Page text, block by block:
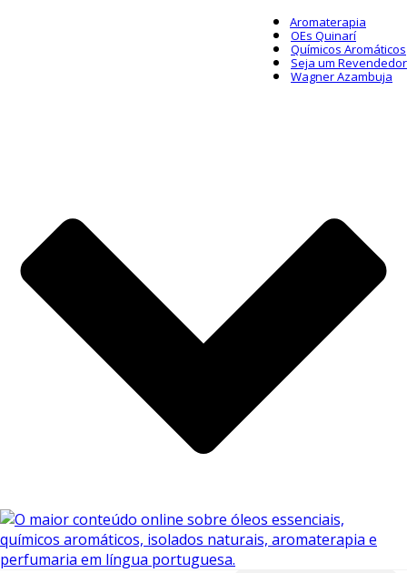
Aromaterapia
OEs Quinarí
Químicos Aromáticos
Seja um Revendedor
Wagner Azambuja